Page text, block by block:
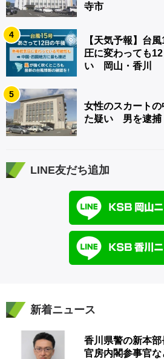
寺市
4
【天気予報】台
圧に変わっても
い 岡山・香川
5
女性のスカート
た疑い 男を逮捕
LINE友だち追加
新着ニュース
香川県警の新本
官房内閣参事官な